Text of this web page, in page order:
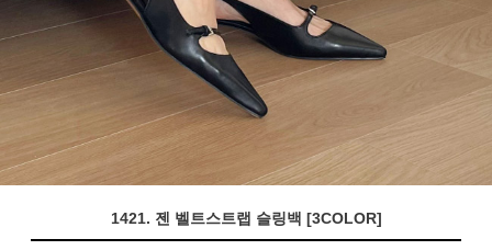
1421. 젠 벨트스트랩 슬링백 [3COLOR]